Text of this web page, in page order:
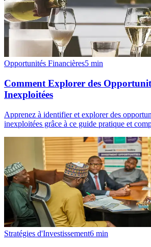
Opportunités Financières5 min
Comment Explorer des
Inexploitées
Apprenez à identifier et explorer des
inexploitées grâce à ce guide pratique et
Stratégies d'Investissement6 min